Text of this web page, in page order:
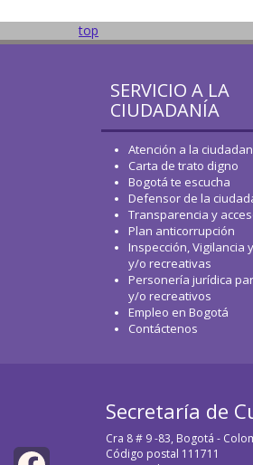
top
SERVICIO A LA
CIUDADANÍA
Atención a la
Carta de trato digno
Bogotá te escucha
Defensor de la
Transparencia y
Plan anticorrupción
Inspección, Vigilancia
y/o recreativas
Personería jurídica
y/o recreativos
Empleo en Bogotá
Contáctenos
Secretaría de
Cra 8 # 9 -83, Bogotá -
Código postal 111711